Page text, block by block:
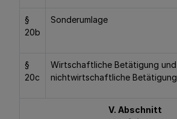
§
20b
Sonderumlage
§
20c
Wirtschaftliche Betätigung und
nichtwirtschaftliche Betätigung
V. Abschnitt